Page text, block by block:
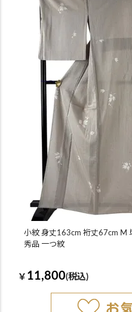
小紋 身丈163cm 裄丈67cm M
秀品 一つ紋
￥ 11,800(税込)